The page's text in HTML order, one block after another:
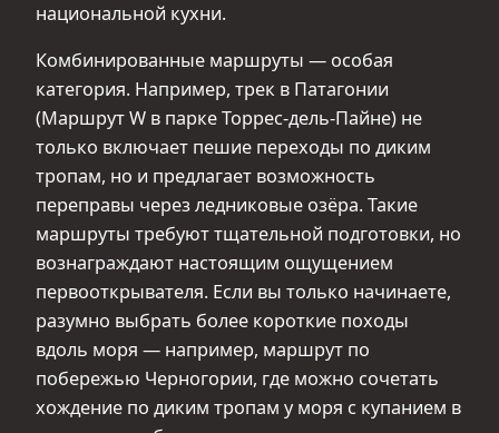
национальной кухни.
Комбинированные маршруты — особая
категория. Например, трек в Патагонии
(Маршрут W в парке Торрес-дель-Пайне) не
только включает пешие переходы по диким
тропам, но и предлагает возможность
переправы через ледниковые озёра. Такие
маршруты требуют тщательной подготовки, но
вознаграждают настоящим ощущением
первооткрывателя. Если вы только начинаете,
разумно выбрать более короткие походы
вдоль моря — например, маршрут по
побережью Черногории, где можно сочетать
хождение по диким тропам у моря с купанием в